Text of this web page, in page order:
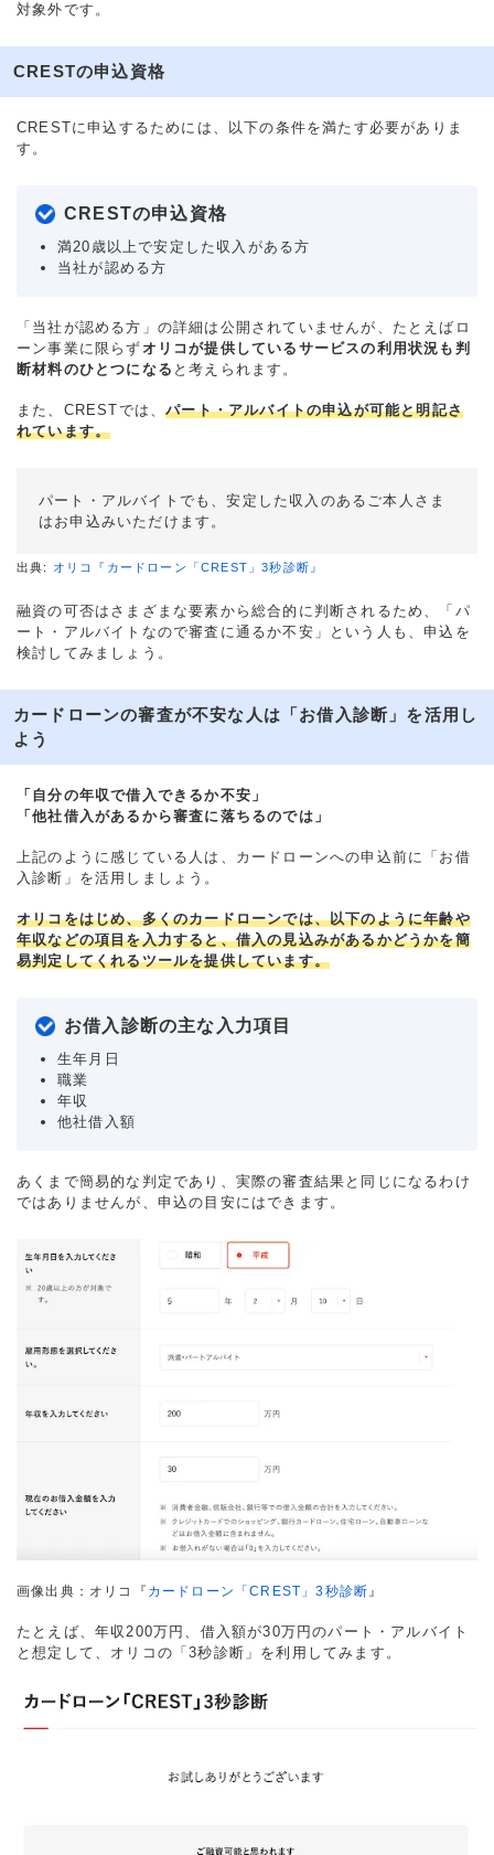
対象外です。
CRESTの申込資格
CRESTに申込するためには、以下の条件を満たす必要がありま
す。
CRESTの申込資格
満20歳以上で安定した収入がある方
当社が認める方
「当社が認める方」の詳細は公開されていませんが、たとえばロ
ーン事業に限らずオリコが提供しているサービスの利用状況も判
断材料のひとつになる と考えられます。
また、CRESTでは、パート・アルバイトの申込が可能と明記さ
れています。
パート・アルバイトでも、安定した収入のあるご本人さま
はお申込みいただけます。
出典: オリコ『カードローン「CREST」3秒診断』
融資の可否はさまざまな要素から総合的に判断されるため、「パ
ート・アルバイトなので審査に通るか不安」という人も、申込を
検討してみましょう。
カードローンの審査が不安な人は「お借入診断」を活用し
よう
「自分の年収で借入できるか不安」
「他社借入があるから審査に落ちるのでは」
上記のように感じている人は、カードローンへの申込前に「お借
入診断」を活用しましょう。
オリコをはじめ、多くのカードローンでは、以下のように年齢や
年収などの項目を入力すると、借入の見込みがあるかどうかを簡
易判定してくれるツールを提供しています。
お借入診断の主な入力項目
生年月日
職業
年収
他社借入額
あくまで簡易的な判定であり、実際の審査結果と同じになるわけ
ではありませんが、申込の目安にはできます。
画像出典：オリコ『 カードローン「CREST」3秒診断 』
たとえば、年収200万円、借入額が30万円のパート・アルバイト
と想定して、オリコの「3秒診断」を利用してみます。